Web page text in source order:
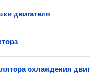
двигателя
охлаждения